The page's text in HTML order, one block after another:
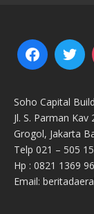
Soho Capital
Jl. S. Parman Kav
Grogol, Jakarta
Telp 021 – 505
Hp : 0821 1369
Email: